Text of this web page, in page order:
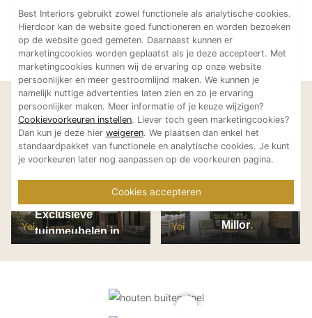
Laat je inspireren
Bekijk meer projecten van
Yoi
Yoi
Exclusieve
tuinmeubelen in
villatuin Dee
Yoi Millor
Best Interiors gebruikt zowel functionele als analytische cookies.
Hierdoor kan de website goed functioneren en worden bezoeken
op de website goed gemeten. Daarnaast kunnen er
marketingcookies worden geplaatst als je deze accepteert. Met
marketingcookies kunnen wij de ervaring op onze website
persoonlijker en meer gestroomlijnd maken. We kunnen je
namelijk nuttige advertenties laten zien en zo je ervaring
persoonlijker maken. Meer informatie of je keuze wijzigen?
Cookievoorkeuren instellen. Liever toch geen marketingcookies?
Dan kun je deze hier weigeren. We plaatsen dan enkel het
standaardpakket van functionele en analytische cookies. Je kunt
je voorkeuren later nog aanpassen op de voorkeuren pagina.
Cookies accepteren